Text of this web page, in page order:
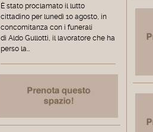
È stato proclamato il lutto
cittadino per lunedì 10 agosto, in
concomitanza con i funerali
di Aldo Gullotti, il lavoratore che ha
perso la…